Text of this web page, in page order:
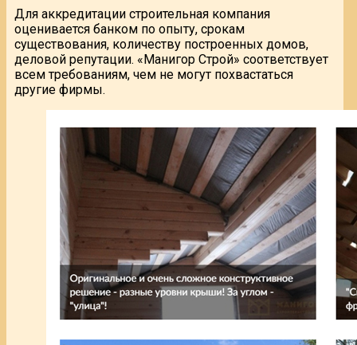
Для аккредитации строительная компания
оценивается банком по опыту, срокам
существования, количеству построенных домов,
деловой репутации. «Манигор Строй» соответствует
всем требованиям, чем не могут похвастаться
другие фирмы.